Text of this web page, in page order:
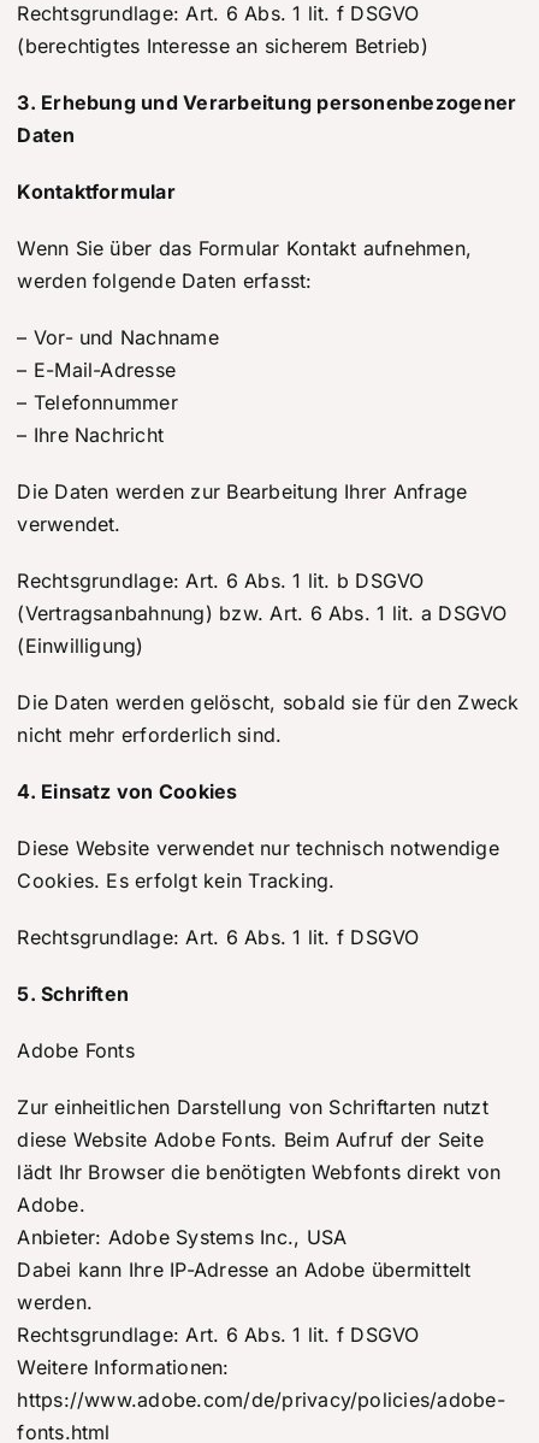
Rechtsgrundlage: Art. 6 Abs. 1 lit. f DSGVO
(berechtigtes Interesse an sicherem Betrieb)
3. Erhebung und Verarbeitung personenbezogener
Daten
Kontaktformular
Wenn Sie über das Formular Kontakt aufnehmen,
werden folgende Daten erfasst:
– Vor- und Nachname
– E-Mail-Adresse
– Telefonnummer
– Ihre Nachricht
Die Daten werden zur Bearbeitung Ihrer Anfrage
verwendet.
Rechtsgrundlage: Art. 6 Abs. 1 lit. b DSGVO
(Vertragsanbahnung) bzw. Art. 6 Abs. 1 lit. a DSGVO
(Einwilligung)
Die Daten werden gelöscht, sobald sie für den Zweck
nicht mehr erforderlich sind.
4. Einsatz von Cookies
Diese Website verwendet nur technisch notwendige
Cookies. Es erfolgt kein Tracking.
Rechtsgrundlage: Art. 6 Abs. 1 lit. f DSGVO
5. Schriften
Adobe Fonts
Zur einheitlichen Darstellung von Schriftarten nutzt
diese Website Adobe Fonts. Beim Aufruf der Seite
lädt Ihr Browser die benötigten Webfonts direkt von
Adobe.
Anbieter: Adobe Systems Inc., USA
Dabei kann Ihre IP-Adresse an Adobe übermittelt
werden.
Rechtsgrundlage: Art. 6 Abs. 1 lit. f DSGVO
Weitere Informationen:
https://www.adobe.com/de/privacy/policies/adobe-
fonts.html